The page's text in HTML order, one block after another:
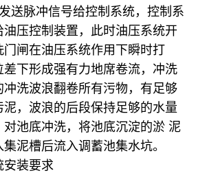
送脉冲信号给控制系统，控制系
油压控制装置，此时油压系统开
门闸在油压系统作用下瞬时打
差下形成强有力地席卷流，冲洗
冲洗波浪翻卷所有污物，有足够
泥，波浪的后段保持足够的水量
对池底冲洗，将池底沉淀的淤 泥
泥槽后流入调蓄池集水坑。
安装要求